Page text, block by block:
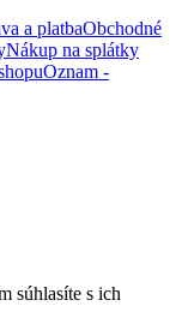
a platbaObchodné
Nákup na splátky
Oznam -
súhlasíte s ich